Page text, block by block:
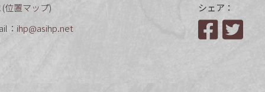
位置マップ)
： ihp@asihp.net
シェア：
Facebook